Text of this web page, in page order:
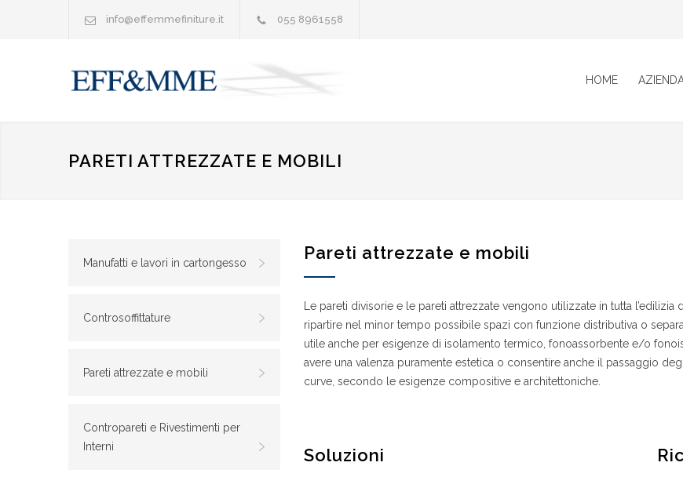
info@effemmefiniture.it 055 8961558
HOME
PARETI ATTREZZATE E MOBILI
Manufatti e lavori in cartongesso
Controsoffittature
Pareti attrezzate e mobili
Contropareti e Rivestimenti per
Interni
Pareti attrezzate e mobili
Le pareti divisorie e le pareti attrezzate vengono utilizzate in tutta
ripartire nel minor tempo possibile spazi con funzione distributiva o
utile anche per esigenze di isolamento termico, fonoassorbente e/o
avere una valenza puramente estetica o consentire anche il passaggio
curve, secondo le esigenze compositive e architettoniche.
Soluzioni